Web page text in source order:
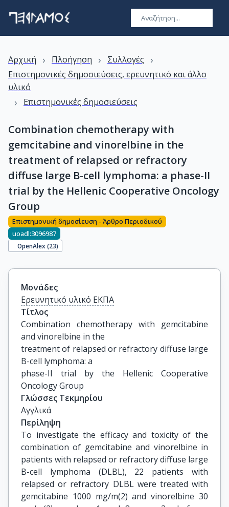
Αρχική › Πλοήγηση › Συλλογές ›
Επιστημονικές δημοσιεύσεις, ερευνητικό και άλλο
υλικό
› Επιστημονικές δημοσιεύσεις
Combination chemotherapy with
gemcitabine and vinorelbine in the
treatment of relapsed or refractory
diffuse large B-cell lymphoma: a phase-II
trial by the Hellenic Cooperative Oncology
Group
Επιστημονική δημοσίευση - Άρθρο Περιοδικού
uoadl:3096987
OpenAlex (23)
Μονάδες
Ερευνητικό υλικό ΕΚΠΑ
Τίτλος
Combination chemotherapy with gemcitabine
and vinorelbine in the
treatment of relapsed or refractory diffuse large
B-cell lymphoma: a
phase-II trial by the Hellenic Cooperative
Oncology Group
Γλώσσες Τεκμηρίου
Αγγλικά
Περίληψη
To investigate the efficacy and toxicity of the
combination of gemcitabine and vinorelbine in
patients with relapsed or refractory diffuse large
B-cell lymphoma (DLBL), 22 patients with
relapsed or refractory DLBL were treated with
gemcitabine 1000 mg/m(2) and vinorelbine 30